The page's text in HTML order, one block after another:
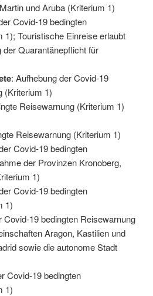
und Aruba (Kriterium 1)
Covid-19 bedingten
1); Touristische Einreise erlaubt
Quarantänepflicht für
: Aufhebung der Covid-19
(Kriterium 1)
Reisewarnung (Kriterium 1)
Reisewarnung (Kriterium 1)
Covid-19 bedingten
der Provinzen Kronoberg,
1)
Covid-19 bedingten
1)
Covid-19 bedingten Reisewarnung
Aragon, Kastilien und
sowie die autonome Stadt
Covid-19 bedingten
1)